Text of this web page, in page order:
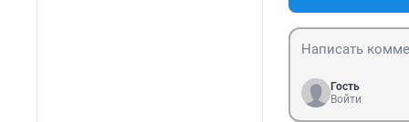
Гость
Войти